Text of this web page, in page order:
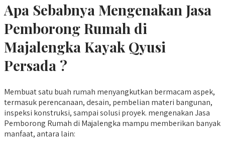
Apa Sebabnya Mengenakan Jasa
Pemborong Rumah di
Majalengka Kayak Qyusi
Persada ?
Membuat satu buah rumah menyangkutkan bermacam aspek,
termasuk perencanaan, desain, pembelian materi bangunan,
inspeksi konstruksi, sampai solusi proyek. mengenakan Jasa
Pemborong Rumah di Majalengka mampu memberikan banyak
manfaat, antara lain: